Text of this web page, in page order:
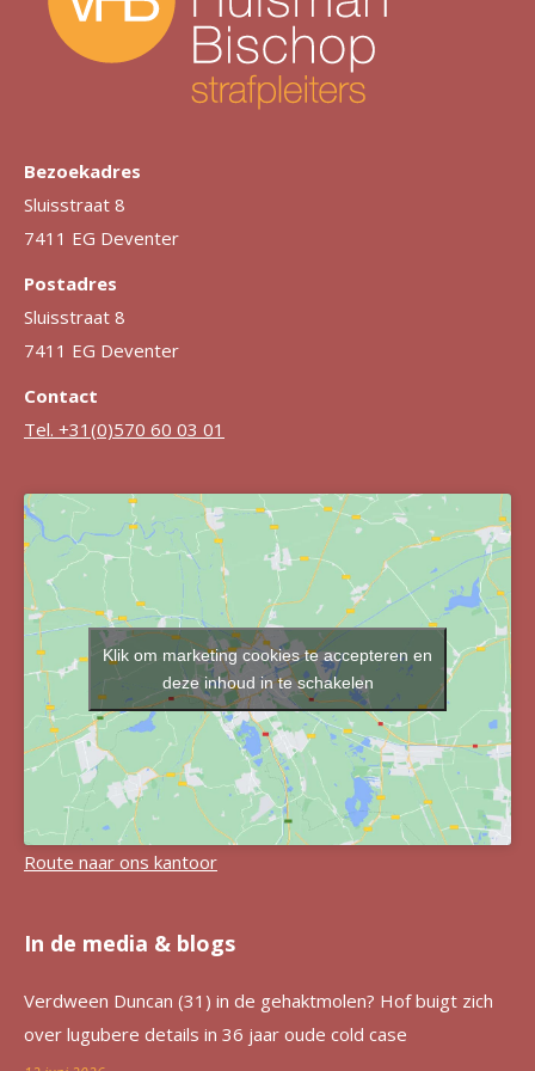
Bezoekadres
Sluisstraat 8
7411 EG Deventer
Postadres
Sluisstraat 8
7411 EG Deventer
Contact
Tel. +31(0)570 60 03 01
Klik om marketing cookies te accepteren en
deze inhoud in te schakelen
Route naar ons kantoor
In de media & blogs
Verdween Duncan (31) in de gehaktmolen? Hof buigt zich
over lugubere details in 36 jaar oude cold case